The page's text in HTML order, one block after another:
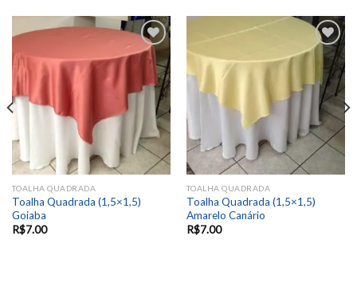
Add to
wishlist
TOALHA QUADRADA
Toalha Quadrada (1,5×1,5)
Goiaba
R$7.00
Add to
wishlist
TOALHA QUADRADA
Toalha Quadrada (1,5×1,5)
Amarelo Canário
R$7.00